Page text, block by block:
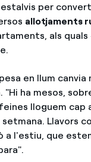
per
allotjaments
als quals
en llum canvia
"Hi ha mesos,
lloguem
Llavors
a l'estiu, que